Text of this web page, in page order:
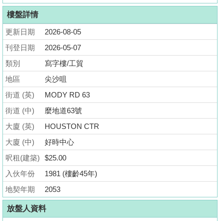
地
產
新
聞
數
據
公
佈
置
業
手
冊
關
於
我
樓盤詳情
更新日期
2026-08-05
刊登日期
2026-05-07
類別
寫字樓/工貿
地區
尖沙咀
街道 (英)
MODY RD 63
街道 (中)
麼地道63號
大廈 (英)
HOUSTON CTR
大廈 (中)
好時中心
呎租(建築)
$25.00
入伙年份
1981 (樓齡45年)
地契年期
2053
放盤人資料